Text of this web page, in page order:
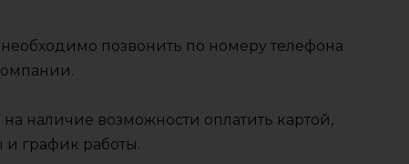
позвонить по номеру телефона
наличие возможности оплатить картой,
и график работы.